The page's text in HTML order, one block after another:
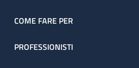
COME FARE PER
PROFESSIONISTI